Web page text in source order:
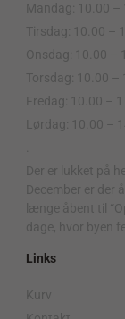
Mandag: 10.00 –
Tirsdag: 10.00 –
Onsdag: 10.00 –
Torsdag: 10.00 –
Fredag: 10.00 –
Lørdag: 10.00 –
Der er lukket på
December er der
længe åbent til
dage, hvor byen
Links
Kurv